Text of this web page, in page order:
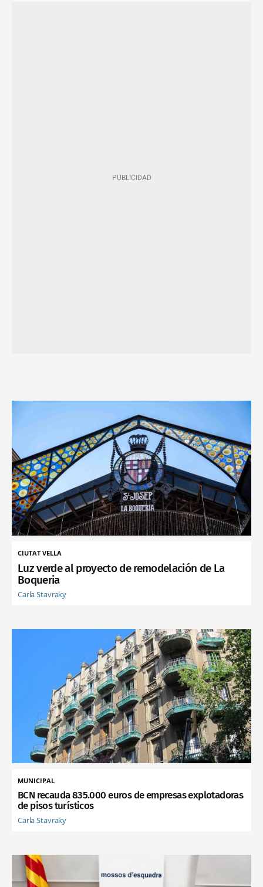
CIUTAT VELLA
Luz verde al proyecto de remodelación de La
Boqueria
Carla Stavraky
MUNICIPAL
BCN recauda 835.000 euros de empresas explotadoras
de pisos turísticos
Carla Stavraky